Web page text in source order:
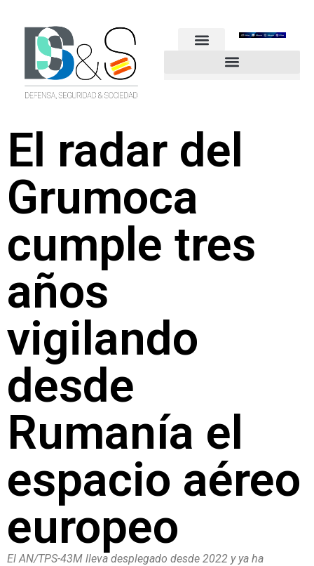
El radar del
Grumoca
cumple tres
años
vigilando
desde
Rumanía el
espacio aéreo
europeo
El AN/TPS-43M lleva desplegado desde 2022 y ya ha